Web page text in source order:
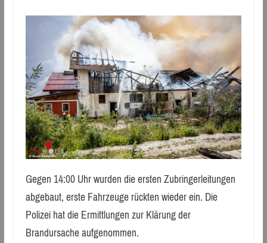
Gegen 14:00 Uhr wurden die ersten Zubringerleitungen
abgebaut, erste Fahrzeuge rückten wieder ein. Die
Polizei hat die Ermittlungen zur Klärung der
Brandursache aufgenommen.